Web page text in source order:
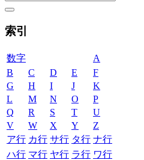
索引
数字
A
B
C D E
F
G
H I J
K
L
M N O
P
Q
R S T
U
V
W X Y
Z
ア行 カ行 サ行 タ行 ナ行
ハ行 マ行 ヤ行 ラ行 ワ行